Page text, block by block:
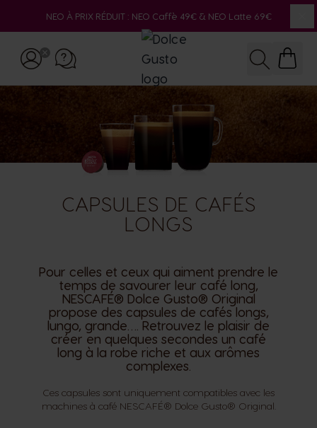
NEO À PRIX RÉDUIT : NEO Caffè 49€ & NEO Latte 69€
CAPSULES DE CAFÉS
LONGS
Pour celles et ceux qui aiment prendre le
temps de savourer leur café long,
NESCAFÉ® Dolce Gusto® Original
propose des capsules de cafés longs,
lungo, grande…. Retrouvez le plaisir de
créer en quelques secondes un café
long à la robe riche et aux arômes
complexes.
Ces capsules sont uniquement compatibles avec les
machines à café NESCAFÉ® Dolce Gusto® Original.